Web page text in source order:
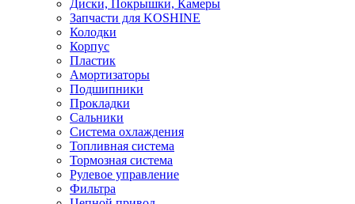
Диски, Покрышки, Камеры
Запчасти для KOSHINE
Колодки
Корпус
Пластик
Амортизаторы
Подшипники
Прокладки
Сальники
Система охлаждения
Топливная система
Тормозная система
Рулевое управление
Фильтра